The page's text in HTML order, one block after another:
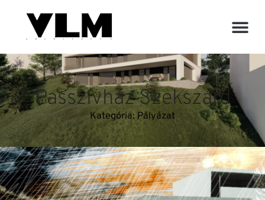
Passzívház Szekszárd
Kategória:Pályázat